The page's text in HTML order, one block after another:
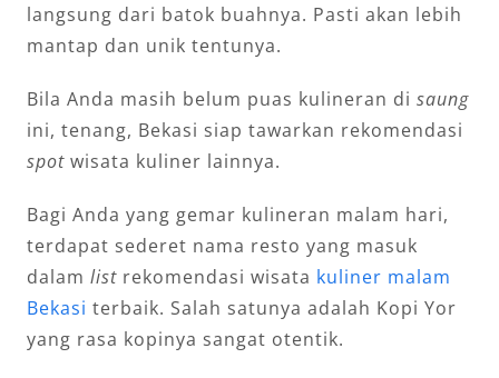
langsung dari batok buahnya. Pasti akan lebih
mantap dan unik tentunya.
Bila Anda masih belum puas kulineran di saung
ini, tenang, Bekasi siap tawarkan rekomendasi
spot wisata kuliner lainnya.
Bagi Anda yang gemar kulineran malam hari,
terdapat sederet nama resto yang masuk
dalam list rekomendasi wisata kuliner malam
Bekasi terbaik. Salah satunya adalah Kopi Yor
yang rasa kopinya sangat otentik.